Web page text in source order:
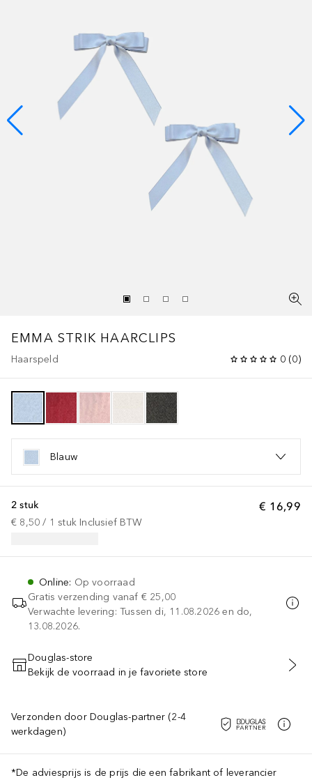
EMMA STRIK HAARCLIPS
Haarspeld 0 (0)
Blauw
€ 16,99
2 stuk
€ 8,50 / 1 stuk Inclusief BTW
Online: Op voorraad
Gratis verzending vanaf € 25,00
Verwachte levering: Tussen di, 11.08.2026 en do,
13.08.2026.
VOEG TOE AAN WINKELMANDJE
Douglas-store
Bekijk de voorraad in je favoriete store
Verzonden door Douglas-partner (2-4
werkdagen)
*De adviesprijs is de prijs die een fabrikant of leverancier